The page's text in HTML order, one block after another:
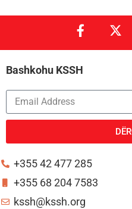
Bashkohu KSSH
+355 42 477 285
+355 68 204 7583
kssh@kssh.org